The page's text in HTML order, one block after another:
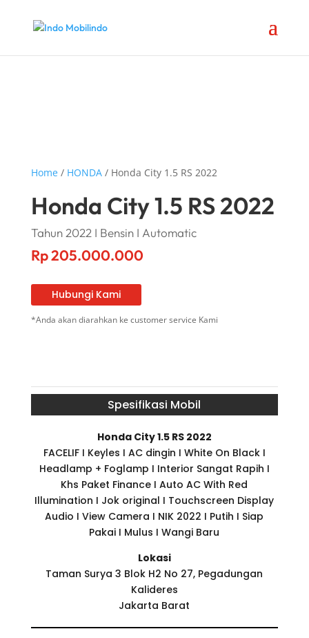
Home/ HONDA/ Honda City 1.5 RS 2022
Honda City 1.5 RS 2022
Tahun 2022 I Bensin I Automatic
Rp205.000.000
Hubungi Kami
*Anda akan diarahkan ke customer service Kami
Spesifikasi Mobil
Honda City 1.5 RS 2022
FACELIF I Keyles I AC dingin I White On Black I
Headlamp + Foglamp I Interior Sangat Rapih I
Khs Paket Finance I Auto AC With Red
Illumination I Jok original I Touchscreen Display
Audio I View Camera I NIK 2022 I Putih I Siap
Pakai I Mulus I Wangi Baru
Lokasi
Taman Surya 3 Blok H2 No 27, Pegadungan
Kalideres
Jakarta Barat